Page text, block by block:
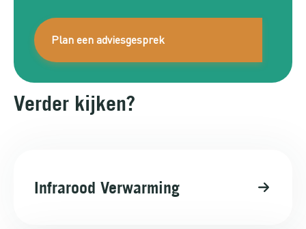
Plan een adviesgesprek
Verder kijken?
Infrarood Verwarming